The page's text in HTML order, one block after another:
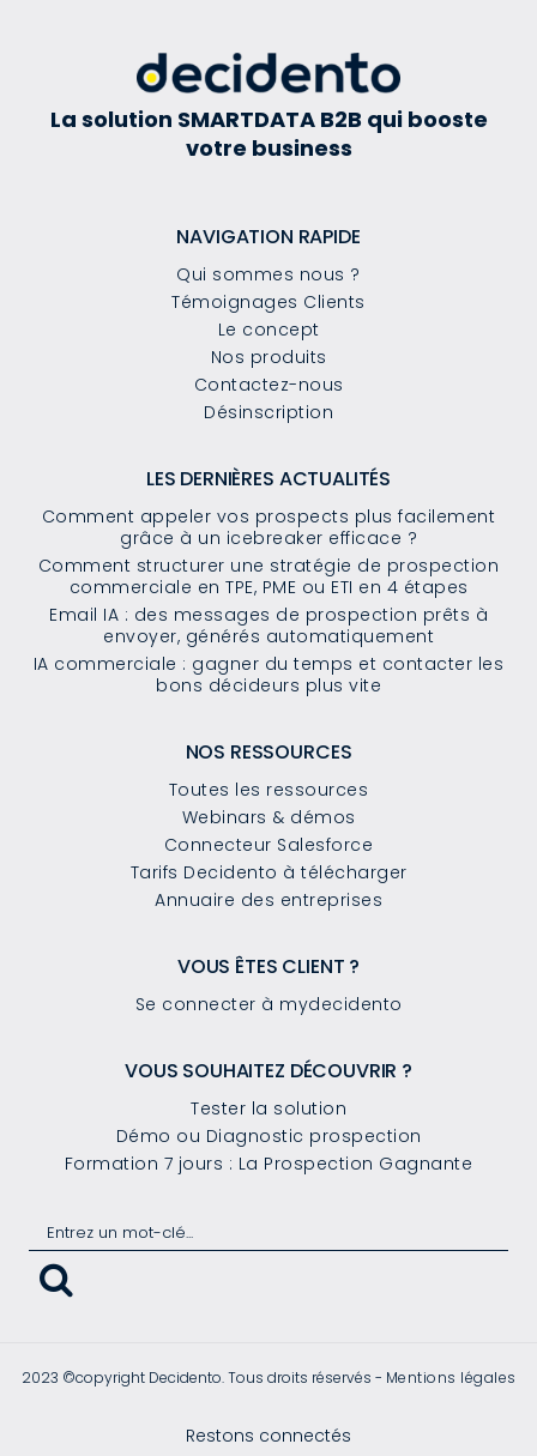
La solution SMARTDATA B2B qui booste
votre business
NAVIGATION RAPIDE
Qui sommes nous ?
Témoignages Clients
Le concept
Nos produits
Contactez-nous
Désinscription
LES DERNIÈRES ACTUALITÉS
Comment appeler vos prospects plus facilement
grâce à un icebreaker efficace ?
Comment structurer une stratégie de prospection
commerciale en TPE, PME ou ETI en 4 étapes
Email IA : des messages de prospection prêts à
envoyer, générés automatiquement
IA commerciale : gagner du temps et contacter les
bons décideurs plus vite
NOS RESSOURCES
Toutes les ressources
Webinars & démos
Connecteur Salesforce
Tarifs Decidento à télécharger
Annuaire des entreprises
VOUS ÊTES CLIENT ?
Se connecter à mydecidento
VOUS SOUHAITEZ DÉCOUVRIR ?
Tester la solution
Démo ou Diagnostic prospection
Formation 7 jours : La Prospection Gagnante
2023 ©copyright Decidento. Tous droits réservés - Mentions légales
Restons connectés